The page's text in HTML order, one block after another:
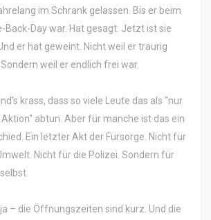
im Schrank gelassen. Bis er beim
Back-Day war. Hat gesagt: Jetzt ist sie
er hat geweint. Nicht weil er traurig
weil er endlich frei war.
krass, dass so viele Leute das als "nur
Aktion" abtun. Aber für manche ist das ein
Ein letzter Akt der Fürsorge. Nicht für
Nicht für die Polizei. Sondern für
– die Öffnungszeiten sind kurz. Und die